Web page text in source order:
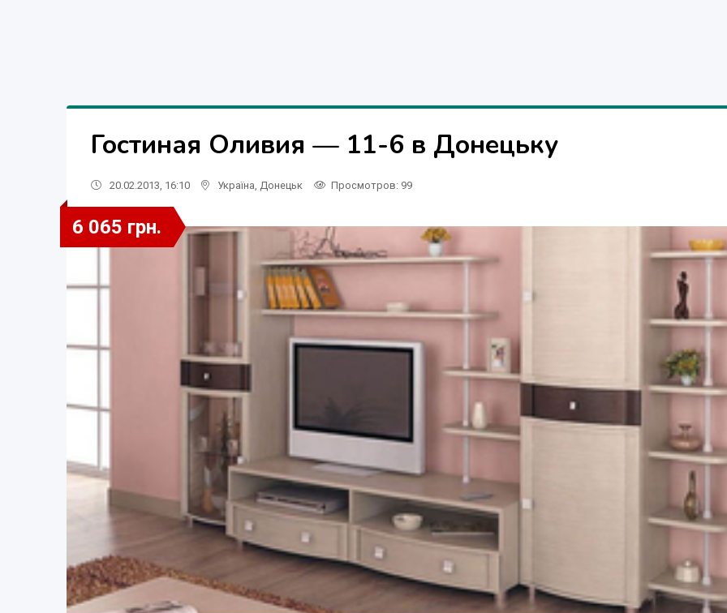
Гостиная Оливия — 11-6 в Донецьку
20.02.2013, 16:10 Україна Донецьк Просмотров: 99
6 065 грн.